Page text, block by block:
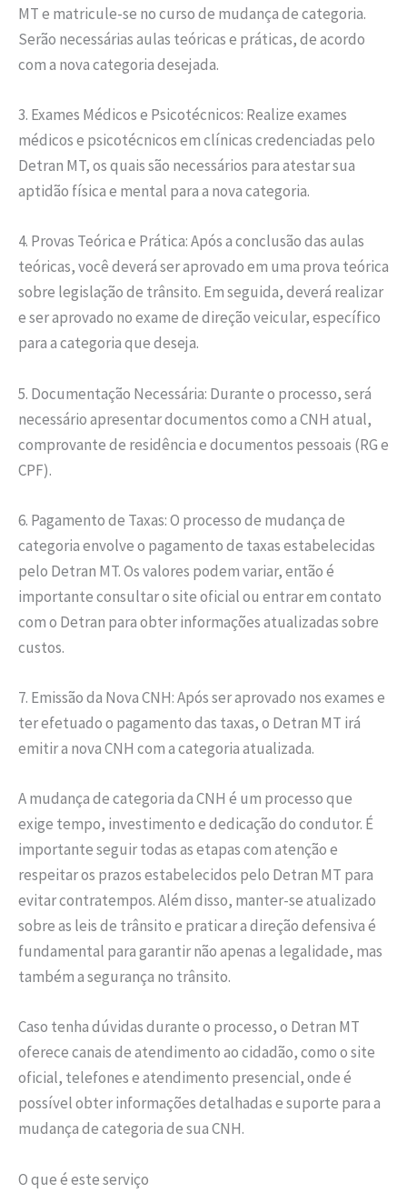
MT e matricule-se no curso de mudança de categoria.
Serão necessárias aulas teóricas e práticas, de acordo
com a nova categoria desejada.
3. Exames Médicos e Psicotécnicos: Realize exames
médicos e psicotécnicos em clínicas credenciadas pelo
Detran MT, os quais são necessários para atestar sua
aptidão física e mental para a nova categoria.
4. Provas Teórica e Prática: Após a conclusão das aulas
teóricas, você deverá ser aprovado em uma prova teórica
sobre legislação de trânsito. Em seguida, deverá realizar
e ser aprovado no exame de direção veicular, específico
para a categoria que deseja.
5. Documentação Necessária: Durante o processo, será
necessário apresentar documentos como a CNH atual,
comprovante de residência e documentos pessoais (RG e
CPF).
6. Pagamento de Taxas: O processo de mudança de
categoria envolve o pagamento de taxas estabelecidas
pelo Detran MT. Os valores podem variar, então é
importante consultar o site oficial ou entrar em contato
com o Detran para obter informações atualizadas sobre
custos.
7. Emissão da Nova CNH: Após ser aprovado nos exames e
ter efetuado o pagamento das taxas, o Detran MT irá
emitir a nova CNH com a categoria atualizada.
A mudança de categoria da CNH é um processo que
exige tempo, investimento e dedicação do condutor. É
importante seguir todas as etapas com atenção e
respeitar os prazos estabelecidos pelo Detran MT para
evitar contratempos. Além disso, manter-se atualizado
sobre as leis de trânsito e praticar a direção defensiva é
fundamental para garantir não apenas a legalidade, mas
também a segurança no trânsito.
Caso tenha dúvidas durante o processo, o Detran MT
oferece canais de atendimento ao cidadão, como o site
oficial, telefones e atendimento presencial, onde é
possível obter informações detalhadas e suporte para a
mudança de categoria de sua CNH.
O que é este serviço